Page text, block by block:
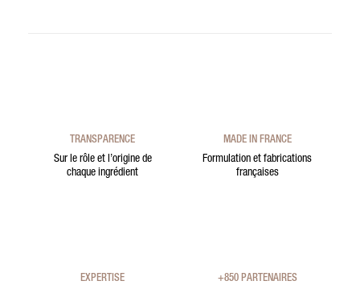
TRANSPARENCE
Sur le rôle et l’origine de
chaque ingrédient
MADE IN FRANCE
Formulation et fabrications
françaises
EXPERTISE +850 PARTENAIRES